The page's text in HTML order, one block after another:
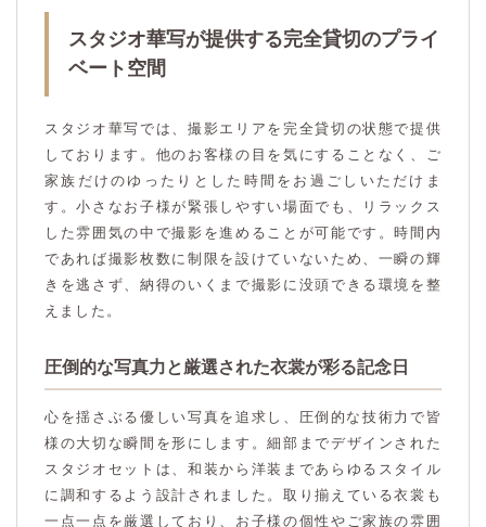
スタジオ華写が提供する完全貸切のプライ
ベート空間
スタジオ華写では、撮影エリアを完全貸切の状態で提供
しております。他のお客様の目を気にすることなく、ご
家族だけのゆったりとした時間をお過ごしいただけま
す。小さなお子様が緊張しやすい場面でも、リラックス
した雰囲気の中で撮影を進めることが可能です。時間内
であれば撮影枚数に制限を設けていないため、一瞬の輝
きを逃さず、納得のいくまで撮影に没頭できる環境を整
えました。
圧倒的な写真力と厳選された衣裳が彩る記念日
心を揺さぶる優しい写真を追求し、圧倒的な技術力で皆
様の大切な瞬間を形にします。細部までデザインされた
スタジオセットは、和装から洋装まであらゆるスタイル
に調和するよう設計されました。取り揃えている衣裳も
一点一点を厳選しており、お子様の個性やご家族の雰囲